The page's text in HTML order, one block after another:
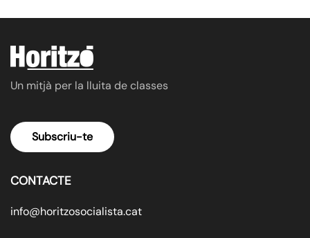
Un mitjà per la lluita de classes
Subscriu-te
CONTACTE
info@horitzosocialista.cat